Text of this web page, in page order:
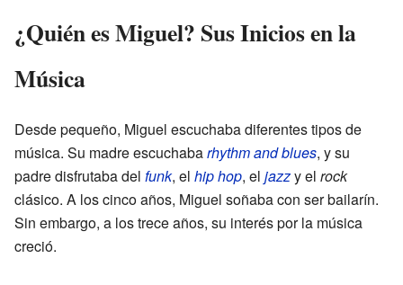
¿Quién es Miguel? Sus Inicios en la
Música
Desde pequeño, Miguel escuchaba diferentes tipos de
música. Su madre escuchabarhythm and blues, y su
padre disfrutaba del funk, el hip hop, el jazzy el rock
clásico. A los cinco años, Miguel soñaba con ser bailarín.
Sin embargo, a los trece años, su interés por la música
creció.